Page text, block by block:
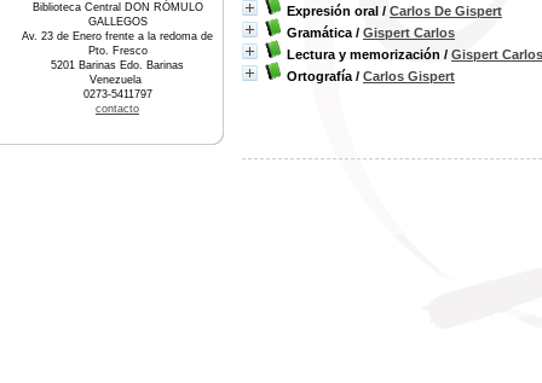
Expresión oral / Carlos De Gispert
Gramática / Gispert Carlos
Lectura y memorización / Gispert Carlos
Ortografía / Carlos Gispert
Biblioteca Central DON RÓMULO
GALLEGOS
Av. 23 de Enero frente a la redoma de
Pto. Fresco
5201 Barinas Edo. Barinas
Venezuela
0273-5411797
contacto